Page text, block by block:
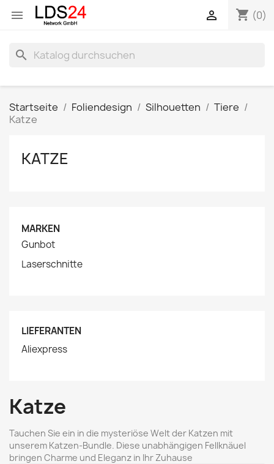
 shopping_cart (0)

search
Startseite Foliendesign Silhouetten
Tiere
Katze
KATZE
MARKEN
Gunbot
Laserschnitte
LIEFERANTEN
Aliexpress
Katze
Tauchen Sie ein in die mysteriöse Welt der Katzen mit
unserem Katzen-Bundle. Diese unabhängigen Fellknäuel
bringen Charme und Eleganz in Ihr Zuhause